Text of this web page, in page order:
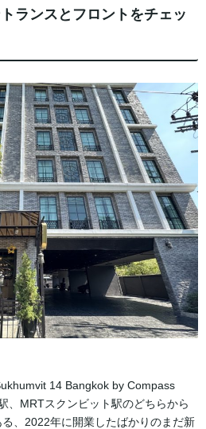
ランスとフロントをチェッ
14 Bangkok by Compass
、MRTスクンビット駅のどちらから
、2022年に開業したばかりのまだ新